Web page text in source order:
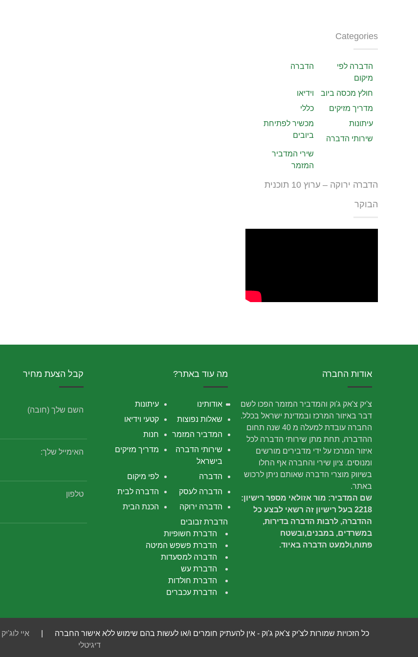
Categories
הדברה
הדברה לפי
מיקום
וידיאו
חולץ מכסה ביוב
כללי
מדריך מזיקים
מכשיר לפתיחת
ביובים
עיתונות
שירותי הדברה
שירי המדביר
המזמר
הדברה ירוקה – ערוץ 10 תוכנית
הבוקר
אודות החברה
צ'יק צ'אק ג'וק והמדביר המזמר הפכו לשם
דבר באיזור המרכז ובמדינת ישראל בכלל.
החברה עובדת למעלה מ 40 שנה תחום
ההדברה, תחת מתן שירותי הדברה לכל
איזור המרכז על ידי מדבירים מורשים
ומנוסים. ציון שירי והחברה אף החלו
בשיווק מוצרי הדברה שאותם ניתן לרכוש
באתר.
שם המדביר: מור אזולאי מספר רישיון:
2218 בעל רישיון זה רשאי לבצע כל
ההדברה, לרבות הדברה בדירות,
במשרדים, במבנים,ובשטח
פתוח,ולמעט הדברה באיוד.
מה עוד באתר?
עיתונות
אודותינו
קטעי וידיאו
שאלות נפוצות
חנות
המדביר המזמר
מדריך מזיקים
שירותי הדברה
בישראל
לפי מיקום
הדברה
הדברה לבית
הדברה לעסק
הכנת הבית
הדברה ירוקה
הדברת זבובים
הדברת חשופיות
הדברת פשפש המיטה
הדברה למסעדות
הדברת עש
הדברת חולדות
הדברת עכברים
קבל הצעת מחיר
השם שלך (חובה)
האימייל שלך:
טלפון
כל הזכויות שמורות לצ'יק צ'אק ג'וק - אין להעתיק חומרים ו/או לעשות בהם שימוש ללא אישור החברה |איי לוג'יק
דיגיטלי